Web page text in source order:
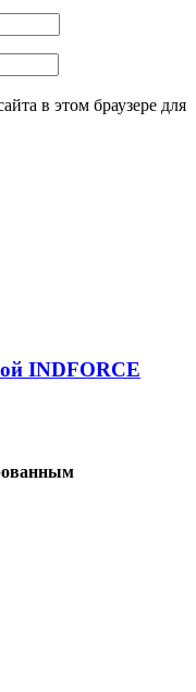
в этом браузере для
INDFORCE